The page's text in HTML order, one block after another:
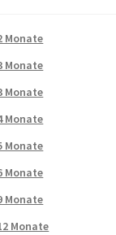
Monate
Monate
Monate
Monate
Monate
Monate
Monate
Monate